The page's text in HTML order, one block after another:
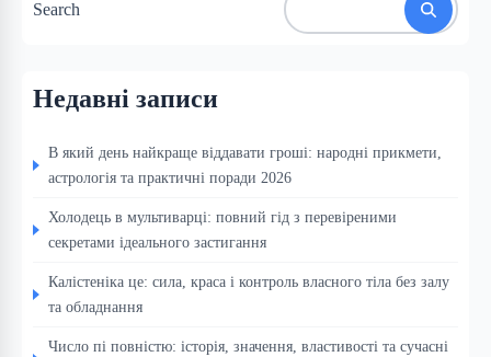
Search
Недавні записи
В який день найкраще віддавати гроші: народні прикмети,
астрологія та практичні поради 2026
Холодець в мультиварці: повний гід з перевіреними
секретами ідеального застигання
Калістеніка це: сила, краса і контроль власного тіла без залу
та обладнання
Число пі повністю: історія, значення, властивості та сучасні